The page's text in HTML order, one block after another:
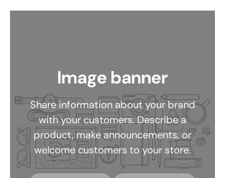
Image banner
Share information about your brand
with your customers. Describe a
product, make announcements, or
welcome customers to your store.